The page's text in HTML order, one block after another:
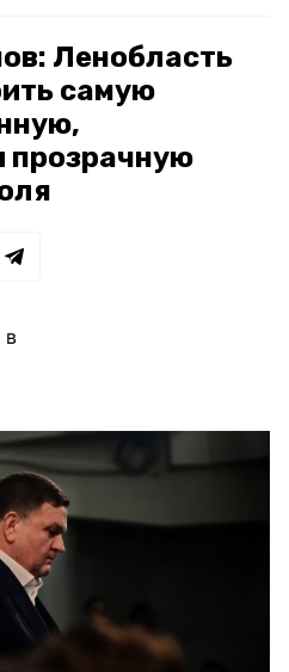
Ленобласть
самую
прозрачную
в